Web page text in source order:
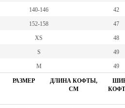
140-146 42
152-158 47
XS 48
S 49
M 49
РАЗМЕР
ДЛИНА КОФТЫ,
СМ